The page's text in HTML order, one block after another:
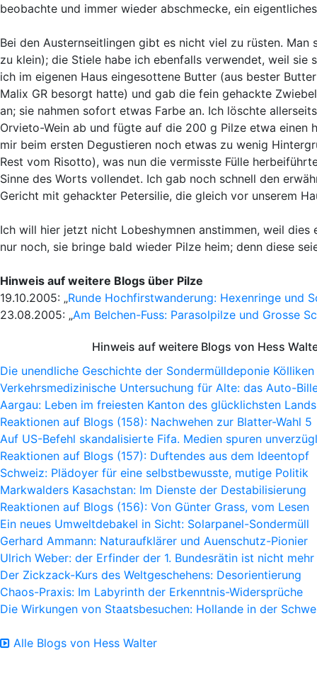
beobachte und immer wieder abschmecke, ein
Bei den Austernseitlingen gibt es nicht viel zu rüsten.
zu klein); die Stiele habe ich ebenfalls verwendet, weil
ich im eigenen Haus eingesottene Butter (aus bester
Malix GR besorgt hatte) und gab die fein gehackte
an; sie nahmen sofort etwas Farbe an. Ich löschte
Orvieto-Wein ab und fügte auf die 200 g Pilze etwa einen
mir beim ersten Degustieren noch etwas zu wenig
Rest vom Risotto), was nun die vermisste Fülle
Sinne des Worts vollendet. Ich gab noch schnell den
Gericht mit gehackter Petersilie, die gleich vor unserem
Ich will hier jetzt nicht Lobeshymnen anstimmen, weil
nur noch, sie bringe bald wieder Pilze heim; denn diese
Hinweis auf weitere Blogs über Pilze
19.10.2005: „Runde Hochfirstwanderung: Hexenringe und
23.08.2005: „Am Belchen-Fuss: Parasolpilze und Grosse
Hinweis auf weitere Blogs von Hess
Die unendliche Geschichte der Sondermülldeponie Kölliken
Verkehrsmedizinische Untersuchung für Alte: das Auto-
Aargau: Leben im freiesten Kanton des glücklichsten Lands
Reaktionen auf Blogs (158): Nachwehen zur Blatter-Wahl 5
Auf US-Befehl skandalisierte Fifa. Medien spuren
Reaktionen auf Blogs (157): Duftendes aus dem Ideentopf
Schweiz: Plädoyer für eine selbstbewusste, mutige Politik
Markwalders Kasachstan: Im Dienste der Destabilisierung
Reaktionen auf Blogs (156): Von Günter Grass, vom Lesen
Ein neues Umweltdebakel in Sicht: Solarpanel-Sondermüll
Gerhard Ammann: Naturaufklärer und Auenschutz-Pionier
Ulrich Weber: der Erfinder der 1. Bundesrätin ist nicht mehr
Der Zickzack-Kurs des Weltgeschehens: Desorientierung
Chaos-Praxis: Im Labyrinth der Erkenntnis-Widersprüche
Die Wirkungen von Staatsbesuchen: Hollande in der
Alle Blogs von Hess Walter